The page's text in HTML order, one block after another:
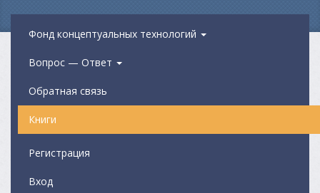
Фонд концептуальных технологий
Вопрос — Ответ
Обратная связь
Книги
Регистрация
Вход